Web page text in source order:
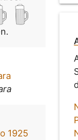
1925